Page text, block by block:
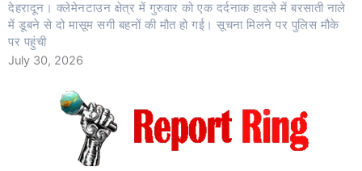
देहरादून। क्लेमेनटाउन क्षेत्र में गुरुवार को एक दर्दनाक हादसे में बरसाती नाले
में डूबने से दो मासूम सगी बहनों की मौत हो गई। सूचना मिलने पर पुलिस मौके
पर पहुंची
July 30, 2026